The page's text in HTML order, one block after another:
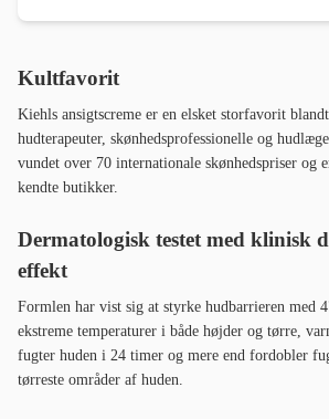
Kultfavorit
Kiehls ansigtscreme er en elsket storfavorit
hudterapeuter, skønhedsprofessionelle og
vundet over 70 internationale skønhedspriser og
kendte butikker.
Dermatologisk testet med klinisk
effekt
Formlen har vist sig at styrke hudbarrieren med
ekstreme temperaturer i både højder og tørre,
fugter huden i 24 timer og mere end fordobler
tørreste områder af huden.